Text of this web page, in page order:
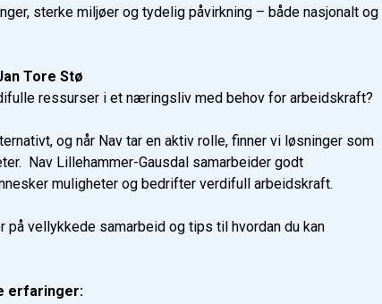
sterke miljøer og tydelig påvirkning – både nasjonalt og
Tore Stø
ressurser i et næringsliv med behov for arbeidskraft?
og når Nav tar en aktiv rolle, finner vi løsninger som
Nav Lillehammer-Gausdal samarbeider godt
muligheter og bedrifter verdifull arbeidskraft.
vellykkede samarbeid og tips til hvordan du kan
erfaringer: